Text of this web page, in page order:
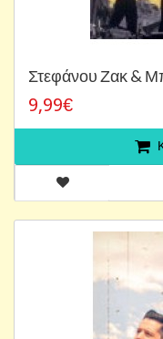
Στεφάνου Ζακ &
9,99€